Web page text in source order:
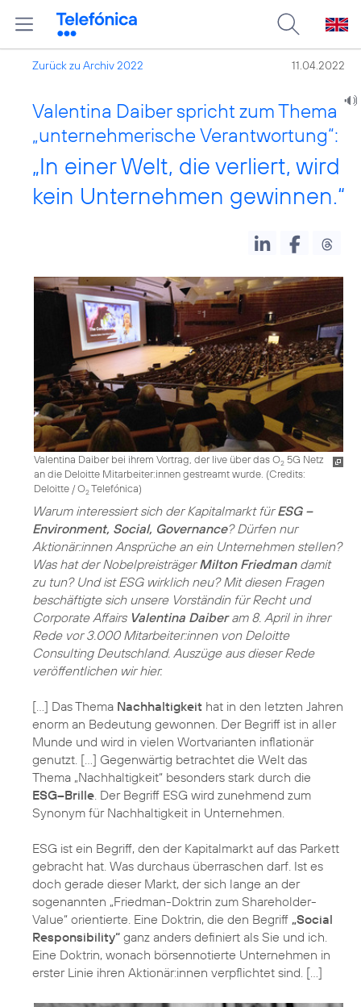
Zurück zu Archiv 2022 11.04.2022
Valentina Daiber spricht zum Thema
„unternehmerische Verantwortung“:
„In einer Welt, die verliert, wird
kein Unternehmen gewinnen.“
Valentina Daiber bei ihrem Vortrag, der live über das O2 5G Netz
an die Deloitte Mitarbeiter:innen gestreamt wurde. (Credits:
Deloitte / O2Telefónica)
Warum interessiert sich der Kapitalmarkt fürESG –
Environment, Social, Governance? Dürfen nur
Aktionär:innen Ansprüche an ein Unternehmen stellen?
Was hat der NobelpreisträgerMilton Friedmandamit
zu tun? Und ist ESG wirklich neu? Mit diesen Fragen
beschäftigte sich unsere Vorständin für Recht und
Corporate Affairs Valentina Daiberam 8. April in ihrer
Rede vor 3.000 Mitarbeiter:innen von Deloitte
Consulting Deutschland. Auszüge aus dieser Rede
veröffentlichen wir hier.
[…] Das Thema Nachhaltigkeit hat in den letzten Jahren
enorm an Bedeutung gewonnen. Der Begriff ist in aller
Munde und wird in vielen Wortvarianten inflationär
genutzt. […] Gegenwärtig betrachtet die Welt das
Thema „Nachhaltigkeit“ besonders stark durch die
ESG–Brille . Der Begriff ESG wird zunehmend zum
Synonym für Nachhaltigkeit in Unternehmen.
ESG ist ein Begriff, den der Kapitalmarkt auf das Parkett
gebracht hat. Was durchaus überraschen darf. Ist es
doch gerade dieser Markt, der sich lange an der
sogenannten „Friedman-Doktrin zum Shareholder-
Value“ orientierte. Eine Doktrin, die den Begriff „Social
Responsibility“ ganz anders definiert als Sie und ich.
Eine Doktrin, wonach börsennotierte Unternehmen in
erster Linie ihren Aktionär:innen verpflichtet sind. […]